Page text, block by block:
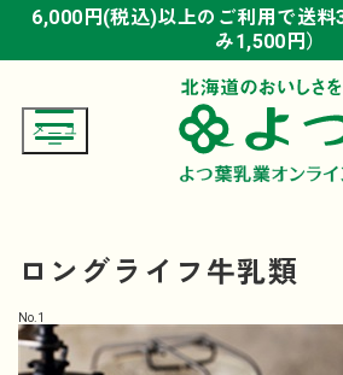
6,000円(税込)以上のご利用で送料
み1,500円）
6,000円(税込)以上のご利用で送料
み1,500円）
6,000円(税込)以上のご利用で送料
み1,500円）
ロングライフ牛乳類
No. 1